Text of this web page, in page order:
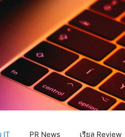
IT PR News เรียล Review